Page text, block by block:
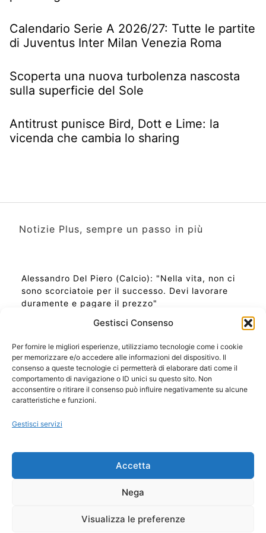
Gestisci Consenso
Per fornire le migliori esperienze, utilizziamo tecnologie come i cookie
per memorizzare e/o accedere alle informazioni del dispositivo. Il
consenso a queste tecnologie ci permetterà di elaborare dati come il
comportamento di navigazione o ID unici su questo sito. Non
acconsentire o ritirare il consenso può influire negativamente su alcune
caratteristiche e funzioni.
Gestisci servizi
Accetta
Nega
Visualizza le preferenze
Calendario Serie A 2026/27: Tutte le partite
di Juventus Inter Milan Venezia Roma
Scoperta una nuova turbolenza nascosta
sulla superficie del Sole
Antitrust punisce Bird, Dott e Lime: la
vicenda che cambia lo sharing
Notizie Plus, sempre un passo in più
Alessandro Del Piero (Calcio): "Nella vita, non ci
sono scorciatoie per il successo. Devi lavorare
duramente e pagare il prezzo"
Ora Esatta in Italia in questo momento
Ti Senti Strano Ultimamente? Potrebbe Essere per
la Risonanza di Schumann
Come Sapere Se Stai Ascendendo alla Quinta
Copyright 2026 NotiziePlus.com
📰 Contenuto Umano Verificato
Privacy Coockie
Pubblicità